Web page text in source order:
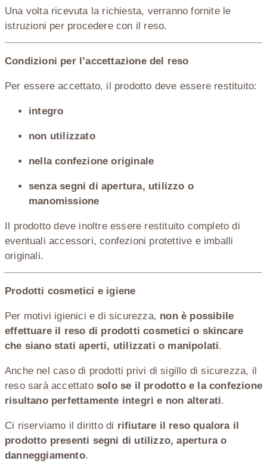
Una volta ricevuta la richiesta, verranno fornite le
istruzioni per procedere con il reso.
Condizioni per l’accettazione del reso
Per essere accettato, il prodotto deve essere restituito:
integro
non utilizzato
nella confezione originale
senza segni di apertura, utilizzo o
manomissione
Il prodotto deve inoltre essere restituito completo di
eventuali accessori, confezioni protettive e imballi
originali.
Prodotti cosmetici e igiene
Per motivi igienici e di sicurezza, non è possibile
effettuare il reso di prodotti cosmetici o skincare
che siano stati aperti, utilizzati o manipolati.
Anche nel caso di prodotti privi di sigillo di sicurezza, il
reso sarà accettato solo se il prodotto e la confezione
risultano perfettamente integri e non alterati.
Ci riserviamo il diritto di rifiutare il reso qualora il
prodotto presenti segni di utilizzo, apertura o
danneggiamento.